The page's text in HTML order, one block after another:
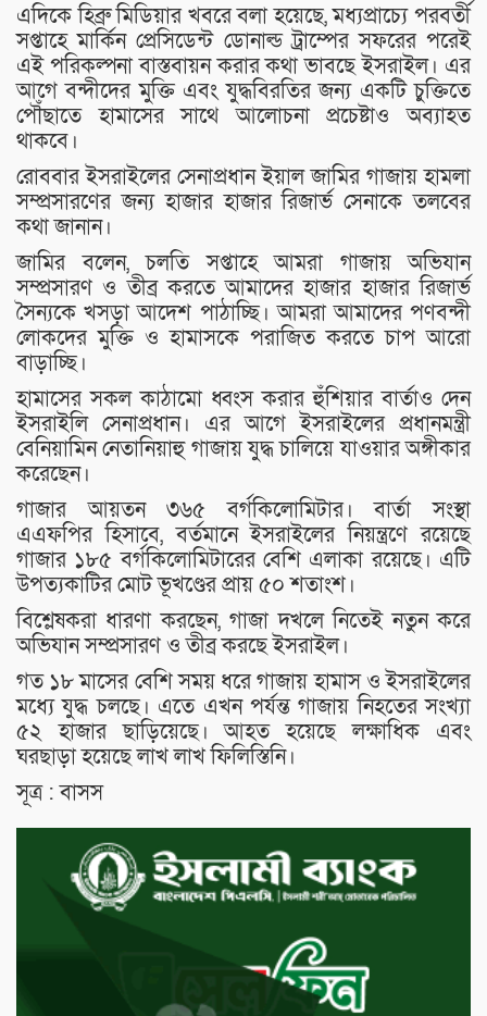
এদিকে হিব্রু মিডিয়ার খবরে বলা হয়েছে, মধ্যপ্রাচ্যে পরবর্তী
সপ্তাহে মার্কিন প্রেসিডেন্ট ডোনাল্ড ট্রাম্পের সফরের পরেই
এই পরিকল্পনা বাস্তবায়ন করার কথা ভাবছে ইসরাইল। এর
আগে বন্দীদের মুক্তি এবং যুদ্ধবিরতির জন্য একটি চুক্তিতে
পৌঁছাতে হামাসের সাথে আলোচনা প্রচেষ্টাও অব্যাহত
থাকবে।
রোববার ইসরাইলের সেনাপ্রধান ইয়াল জামির গাজায় হামলা
সম্প্রসারণের জন্য হাজার হাজার রিজার্ভ সেনাকে তলবের
কথা জানান।
জামির বলেন, চলতি সপ্তাহে আমরা গাজায় অভিযান
সম্প্রসারণ ও তীব্র করতে আমাদের হাজার হাজার রিজার্ভ
সৈন্যকে খসড়া আদেশ পাঠাচ্ছি। আমরা আমাদের পণবন্দী
লোকদের মুক্তি ও হামাসকে পরাজিত করতে চাপ আরো
বাড়াচ্ছি।
হামাসের সকল কাঠামো ধ্বংস করার হুঁশিয়ার বার্তাও দেন
ইসরাইলি সেনাপ্রধান। এর আগে ইসরাইলের প্রধানমন্ত্রী
বেনিয়ামিন নেতানিয়াহু গাজায় যুদ্ধ চালিয়ে যাওয়ার অঙ্গীকার
করেছেন।
গাজার আয়তন ৩৬৫ বর্গকিলোমিটার। বার্তা সংস্থা
এএফপির হিসাবে, বর্তমানে ইসরাইলের নিয়ন্ত্রণে রয়েছে
গাজার ১৮৫ বর্গকিলোমিটারের বেশি এলাকা রয়েছে। এটি
উপত্যকাটির মোট ভূখণ্ডের প্রায় ৫০ শতাংশ।
বিশ্লেষকরা ধারণা করছেন, গাজা দখলে নিতেই নতুন করে
অভিযান সম্প্রসারণ ও তীব্র করছে ইসরাইল।
গত ১৮ মাসের বেশি সময় ধরে গাজায় হামাস ও ইসরাইলের
মধ্যে যুদ্ধ চলছে। এতে এখন পর্যন্ত গাজায় নিহতের সংখ্যা
৫২ হাজার ছাড়িয়েছে। আহত হয়েছে লক্ষাধিক এবং
ঘরছাড়া হয়েছে লাখ লাখ ফিলিস্তিনি।
সূত্র : বাসস